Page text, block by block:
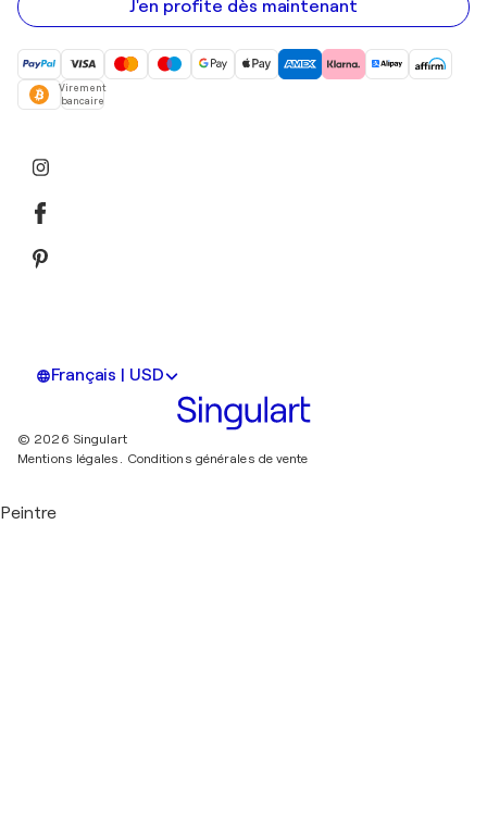
mail
J'en profite dès maintenant
Virement
bancaire
Français | USD
© 2026 Singulart
Mentions légales. Conditions générales de vente
Peintre